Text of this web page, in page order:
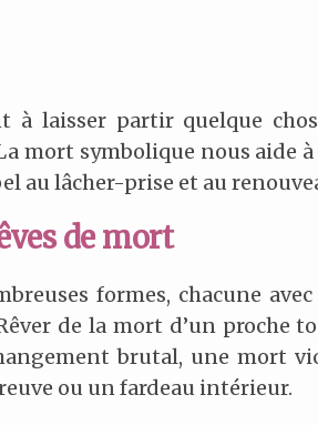
laisser partir quelque
mort symbolique nous aide à
au lâcher-prise et au
de mort
formes, chacune
de la mort d’un proche
brutal, une mort
ou un fardeau intérieur.